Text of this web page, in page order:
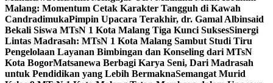
Malang: Momentum Cetak Karakter Tangguh di Kawah
CandradimukaPimpin Upacara Terakhir, dr. Gamal Albinsaid
Bekali Siswa MTsN 1 Kota Malang Tiga Kunci SuksesSinergi
Lintas Madrasah: MTsN 1 Kota Malang Sambut Studi Tiru
Pengelolaan Layanan Bimbingan dan Konseling dari MTsN
Kota BogorMatsanewa Berbagi Karya Seni, Dari Madrasah
untuk Pendidikan yang Lebih BermaknaSemangat Murid